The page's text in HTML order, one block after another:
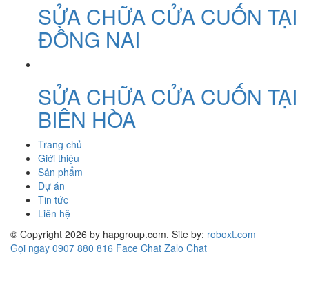
SỬA CHỮA CỬA CUỐN TẠI
ĐỒNG NAI
SỬA CHỮA CỬA CUỐN TẠI
BIÊN HÒA
Trang chủ
Giới thiệu
Sản phẩm
Dự án
Tin tức
Liên hệ
© Copyright 2026 by hapgroup.com. Site by: roboxt.com
Gọi ngay 0907 880 816 Face Chat Zalo Chat